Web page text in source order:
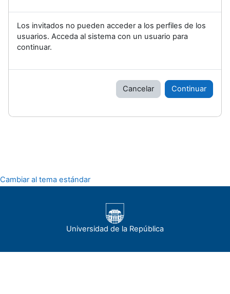
Los invitados no pueden acceder a los perfiles de los
usuarios. Acceda al sistema con un usuario para
continuar.
Cancelar Continuar
Cambiar al tema estándar
Universidad de la República